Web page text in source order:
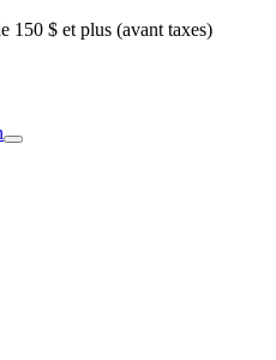
150 $ et plus (avant taxes)